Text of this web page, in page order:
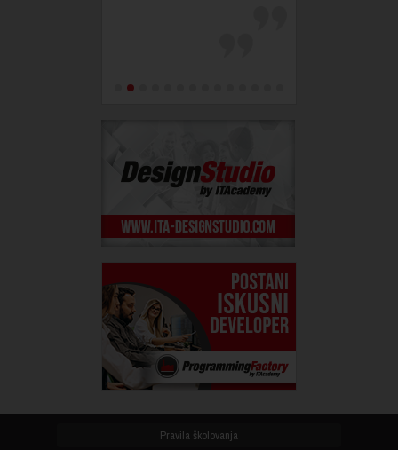
Pravila školovanja